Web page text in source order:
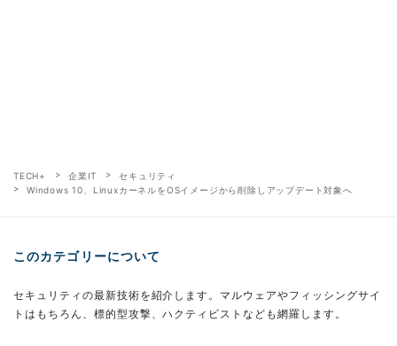
TECH+ 企業IT
セキュリティ
Windows 10、LinuxカーネルをOSイメージから削除しアップデート対象へ
このカテゴリーについて
セキュリティの最新技術を紹介します。マルウェアやフィッシングサイ
トはもちろん、標的型攻撃、ハクティビストなども網羅します。